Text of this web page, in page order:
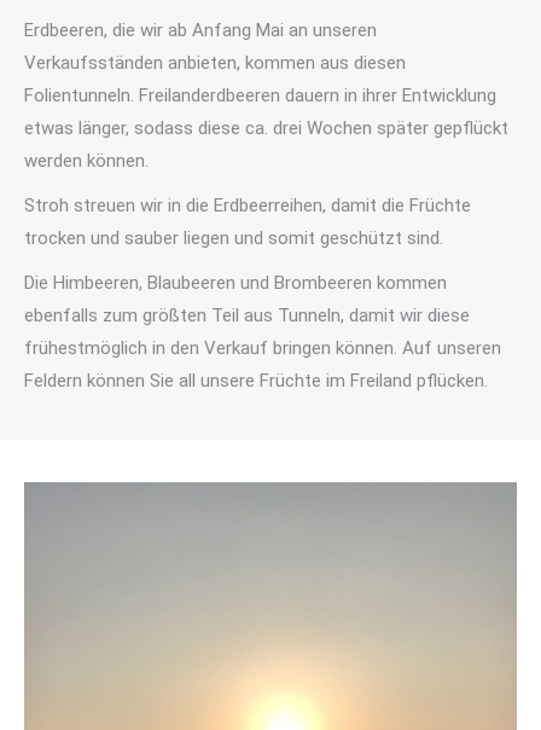
Erdbeeren, die wir ab Anfang Mai an unseren
Verkaufsständen anbieten, kommen aus diesen
Folientunneln. Freilanderdbeeren dauern in ihrer Entwicklung
etwas länger, sodass diese ca. drei Wochen später gepflückt
werden können.
Stroh streuen wir in die Erdbeerreihen, damit die Früchte
trocken und sauber liegen und somit geschützt sind.
Die Himbeeren, Blaubeeren und Brombeeren kommen
ebenfalls zum größten Teil aus Tunneln, damit wir diese
frühestmöglich in den Verkauf bringen können. Auf unseren
Feldern können Sie all unsere Früchte im Freiland pflücken.